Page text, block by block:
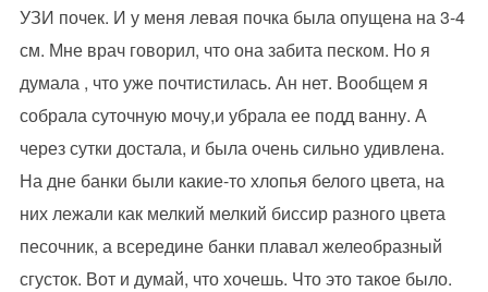
УЗИ почек. И у меня левая почка была опущена на 3-4
см. Мне врач говорил, что она забита песком. Но я
думала , что уже почтистилась. Ан нет. Вообщем я
собрала суточную мочу,и убрала ее подд ванну. А
через сутки достала, и была очень сильно удивлена.
На дне банки были какие-то хлопья белого цвета, на
них лежали как мелкий мелкий биссир разного цвета
песочник, а всередине банки плавал желеобразный
сгусток. Вот и думай, что хочешь. Что это такое было.